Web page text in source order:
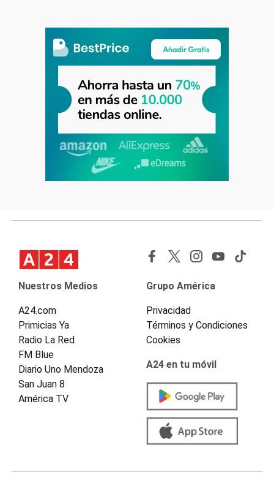
Nuestros Medios
A24.com
Primicias Ya
Radio La Red
FM Blue
Diario Uno Mendoza
San Juan 8
América TV
Grupo América
Privacidad
Términos y Condiciones
Cookies
A24 en tu móvil